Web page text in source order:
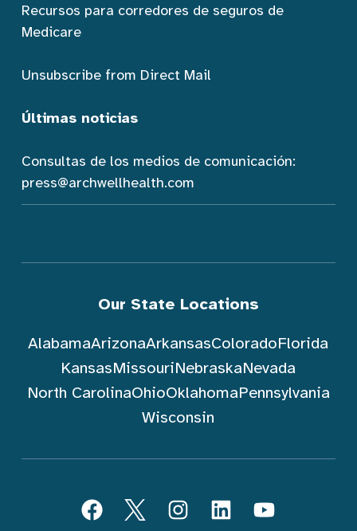
Recursos para corredores de seguros de
Medicare
Unsubscribe from Direct Mail
Últimas noticias
Consultas de los medios de comunicación:
press@archwellhealth.com
Our State Locations
AlabamaArizonaArkansasColoradoFlorida
KansasMissouriNebraskaNevada
North CarolinaOhioOklahomaPennsylvania
Wisconsin
FacebookTwitterInstagramLinkedInYouTube